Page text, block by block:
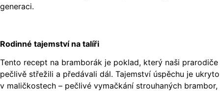
generaci.
Rodinné tajemství na talíři
Tento recept na bramborák je poklad, který naši prarodiče
pečlivě střežili a předávali dál. Tajemství úspěchu je ukryto
v maličkostech – pečlivé vymačkání strouhaných brambor,